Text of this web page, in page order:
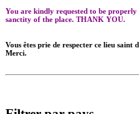
You are kindly requested to be properly
sanctity of the place. THANK YOU.
Vous êtes prie de respecter ce lieu
Merci.